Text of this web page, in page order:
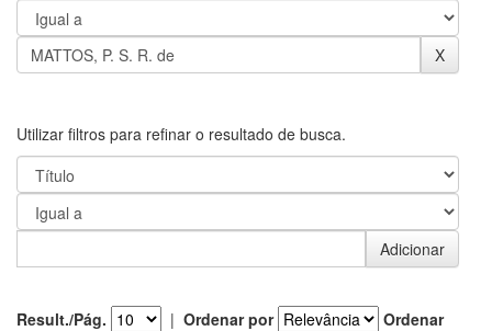
Utilizar filtros para refinar o resultado de busca.
Result./Pág. | Ordenar por
Ordenar